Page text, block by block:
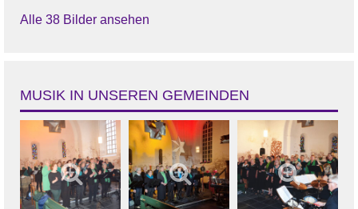
Alle 38 Bilder ansehen
MUSIK IN UNSEREN GEMEINDEN